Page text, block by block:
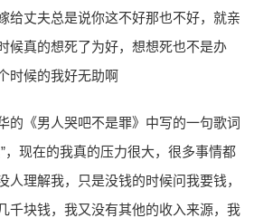
给丈夫总是说你这不好那也不好，就亲
候真的想死了为好，想想死也不是办
时候的我好无助啊
的《男人哭吧不是罪》中写的一句歌词
，现在的我真的压力很大，很多事情都
人理解我，只是没钱的时候问我要钱，
千块钱，我又没有其他的收入来源，我